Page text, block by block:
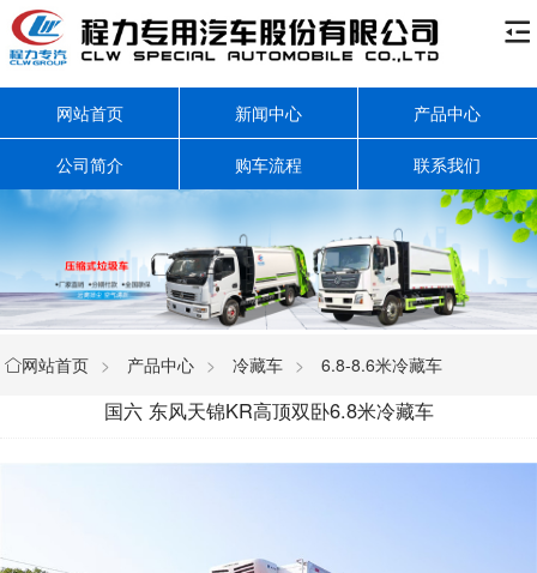

网站首页 新闻中心 产品中心
公司简介 购车流程 联系我们
网站首页 > 产品中心 > 冷藏车 > 6.8-8.6米冷藏车
国六 东风天锦KR高顶双卧6.8米冷藏车